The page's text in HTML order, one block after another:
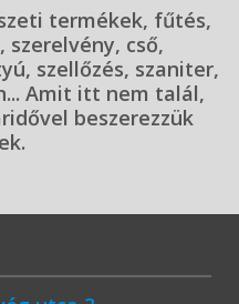
termékek, fűtés,
cső,
szellőzés, szaniter,
Amit itt nem talál,
beszerezzük